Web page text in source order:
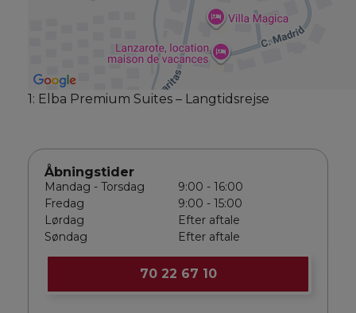
1: Elba Premium Suites – Langtidsrejse
Åbningstider
Mandag - Torsdag
Fredag
Lørdag
Søndag
9:00 - 16:00
9:00 - 15:00
Efter aftale
Efter aftale
70 22 67 10